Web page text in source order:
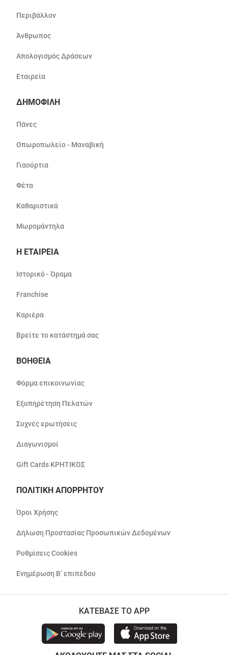
Περιβάλλον
Άνθρωπος
Απολογισμός Δράσεων
Εταιρεία
ΔΗΜΟΦΙΛΗ
Πάνες
Οπωροπωλείο - Μαναβική
Γιαούρτια
Φέτα
Καθαριστικά
Μωρομάντηλα
Η ΕΤΑΙΡΕΙΑ
Ιστορικό - Όραμα
Franchise
Καριέρα
Βρείτε το κατάστημά σας
ΒΟΗΘΕΙΑ
Φόρμα επικοινωνίας
Εξυπηρέτηση Πελατών
Συχνές ερωτήσεις
Διαγωνισμοί
Gift Cards ΚΡΗΤΙΚΟΣ
ΠΟΛΙΤΙΚΗ ΑΠΟΡΡΗΤΟΥ
Όροι Χρήσης
Δήλωση Προστασίας Προσωπικών Δεδομένων
Ρυθμίσεις Cookies
Ενημέρωση Β’ επιπέδου
ΚΑΤΕΒΑΣΕ ΤΟ APP